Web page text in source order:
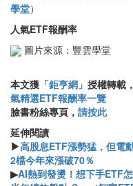
學堂）
人氣ETF報酬率
圖片來源：豐雲學堂
本文獲 「鉅亨網」 授權轉載
氣精選ETF報酬率一覽
臉書粉絲專頁， 請按此
延伸閱讀
▶高股息ETF漲勢猛，但電
2檔今年來漲破70％
▶AI熱到發燙！想下手ETF